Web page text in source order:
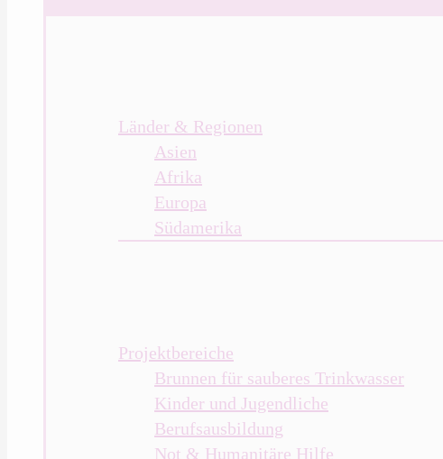
Länder & Regionen
Asien
Afrika
Europa
Südamerika
Projektbereiche
Brunnen für sauberes Trinkwasser
Kinder und Jugendliche
Berufsausbildung
Not & Humanitäre Hilfe